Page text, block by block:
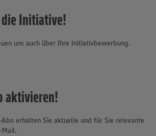
Initiative!
uns auch über Ihre Initiativbewerbung.
aktivieren!
erhalten Sie aktuelle und für Sie relevante
Mail.